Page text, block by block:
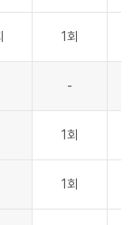
1회
-
1회
1회